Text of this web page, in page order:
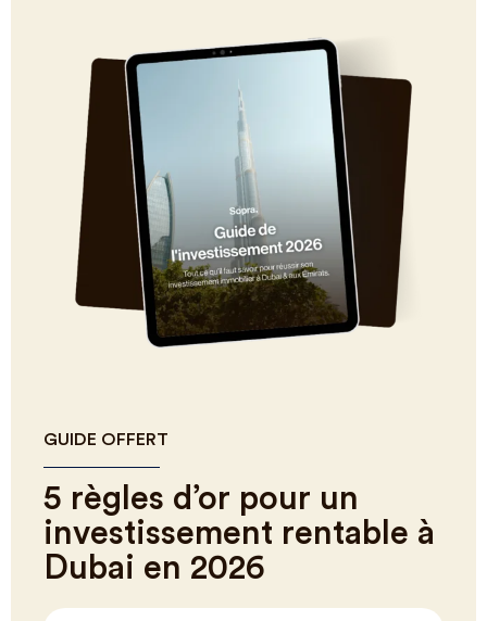
GUIDE OFFERT
5 règles d’or pour un
investissement rentable à
Dubai en 2026